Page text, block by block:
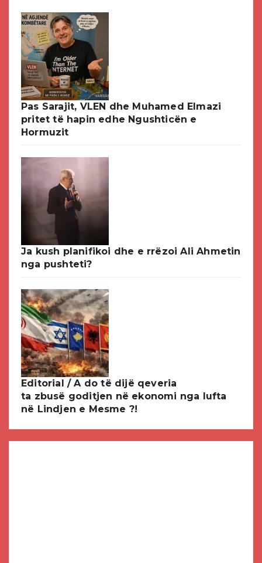
Pas Sarajit, VLEN dhe Muhamed Elmazi
pritet të hapin edhe Ngushticën e
Hormuzit
Ja kush planifikoi dhe e rrëzoi Ali Ahmetin
nga pushteti?
Editorial / A do të dijë qeveria
ta zbusë goditjen në ekonomi nga lufta
në Lindjen e Mesme ?!